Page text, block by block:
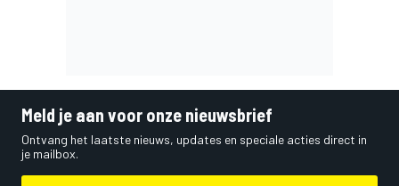
Meld je aan voor onze nieuwsbrief
Ontvang het laatste nieuws, updates en speciale acties direct in
je mailbox.